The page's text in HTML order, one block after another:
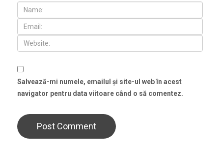
Salvează-mi numele, emailul și site-ul web în acest
navigator pentru data viitoare când o să comentez.